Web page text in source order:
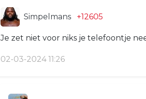
Simpelmans +12605
Je zet niet voor niks je telefoontje
02-03-2024 11:26